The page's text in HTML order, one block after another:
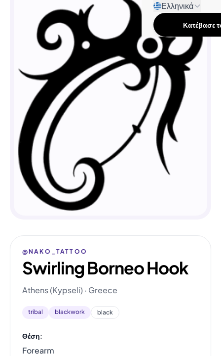
Ελληνικά
Κατέβασε
@NAKO_TATTOO
Swirling Borneo Hook
Athens (Kypseli) · Greece
tribal blackwork black
Θέση:
Forearm